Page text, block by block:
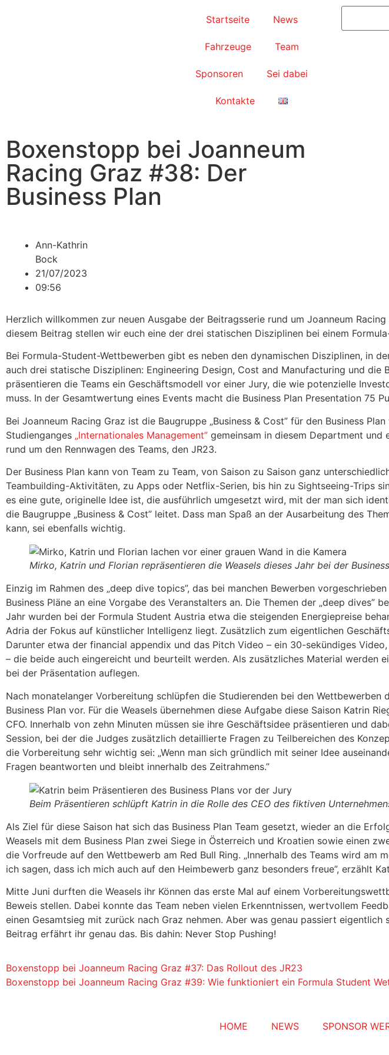
Startseite News
Fahrzeuge Team
Sponsoren Sei dabei
Kontakte
Boxenstopp bei Joanneum
Racing Graz #38: Der
Business Plan
Ann-Kathrin
Bock
21/07/2023
09:56
Herzlich willkommen zur neuen Ausgabe der Beitragsserie rund um Joanneum
diesem Beitrag stellen wir euch eine der drei statischen Disziplinen bei einem
Bei Formula-Student-Wettbewerben gibt es neben den dynamischen Disziplinen, in
auch drei statische Disziplinen: Engineering Design, Cost and Manufacturing und die
präsentieren die Teams ein Geschäftsmodell vor einer Jury, die wie potenzielle
muss. In der Gesamtwertung eines Events macht die Business Plan Presentation 75
Bei Joanneum Racing Graz ist die Baugruppe „Business & Cost” für den Business
Studienganges „lnternationales Management” gemeinsam in diesem Department
rund um den Rennwagen des Teams, den JR23.
Der Business Plan kann von Team zu Team, von Saison zu Saison ganz
Teambuilding-Aktivitäten, zu Apps oder Netflix-Serien, bis hin zu Sightseeing-Trips
es eine gute, originelle Idee ist, die ausführlich umgesetzt wird, mit der man sich
die Baugruppe „Business & Cost” leitet. Dass man Spaß an der Ausarbeitung des
kann, sei ebenfalls wichtig.
Mirko, Katrin und Florian repräsentieren die Weasels dieses Jahr bei der
Einzig im Rahmen des „deep dive topics”, das bei manchen Bewerben
Business Pläne an eine Vorgabe des Veranstalters an. Die Themen der „deep dives”
Jahr wurden bei der Formula Student Austria etwa die steigenden Energiepreise
Adria der Fokus auf künstlicher Intelligenz liegt. Zusätzlich zum eigentlichen
Darunter etwa der financial appendix und das Pitch Video – ein 30-sekündiges
– die beide auch eingereicht und beurteilt werden. Als zusätzliches Material werden
bei der Präsentation auflegen.
Nach monatelanger Vorbereitung schlüpfen die Studierenden bei den
Business Plan vor. Für die Weasels übernehmen diese Aufgabe diese Saison Katrin
CFO. Innerhalb von zehn Minuten müssen sie ihre Geschäftsidee präsentieren und
Session, bei der die Judges zusätzlich detaillierte Fragen zu Teilbereichen des
die Vorbereitung sehr wichtig sei: „Wenn man sich gründlich mit seiner Idee
Fragen beantworten und bleibt innerhalb des Zeitrahmens.”
Beim Präsentieren schlüpft Katrin in die Rolle des CEO des fiktiven
Als Ziel für diese Saison hat sich das Business Plan Team gesetzt, wieder an die
Weasels mit dem Business Plan zwei Siege in Österreich und Kroatien sowie einen
die Vorfreude auf den Wettbewerb am Red Bull Ring. „Innerhalb des Teams wird am
ich sagen, dass ich mich auch auf den Heimbewerb ganz besonders freue”, erzählt
Mitte Juni durften die Weasels ihr Können das erste Mal auf einem
Beweis stellen. Dabei konnte das Team neben vielen Erkenntnissen, wertvollem
einen Gesamtsieg mit zurück nach Graz nehmen. Aber was genau passiert
Beitrag erfährt ihr genau das. Bis dahin: Never Stop Pushing!
Boxenstopp bei Joanneum Racing Graz #37: Das Rollout des JR23
Boxenstopp bei Joanneum Racing Graz #39: Wie funktioniert ein Formula Student
HOME NEWS SPONSOR